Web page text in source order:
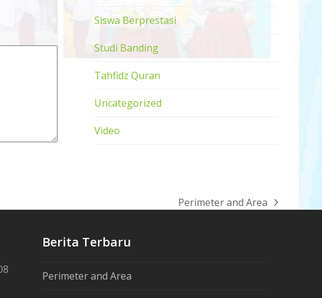
Siswa Berprestasi
Studi Banding
Tahfidz Quran
Uncategorized
Video
next
Perimeter and Area
Berita Terbaru
Perimeter and Area